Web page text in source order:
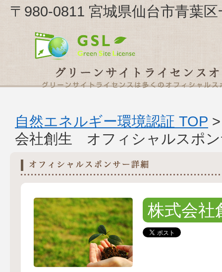
〒980-0811 宮城県仙台市青葉
自然エネルギー環境認証 TOP
会社創生 オフィシャルスポン
株式会社